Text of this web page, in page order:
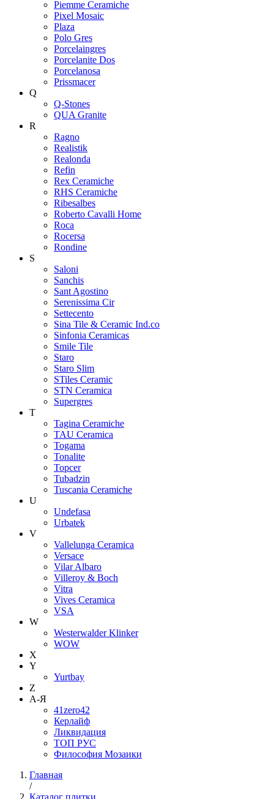
Piemme Ceramiche
Pixel Mosaic
Plaza
Polo Gres
Porcelaingres
Porcelanite Dos
Porcelanosa
Prissmacer
Q
Q-Stones
QUA Granite
R
Ragno
Realistik
Realonda
Refin
Rex Ceramiche
RHS Ceramiche
Ribesalbes
Roberto Cavalli Home
Roca
Rocersa
Rondine
S
Saloni
Sanchis
Sant Agostino
Serenissima Cir
Settecento
Sina Tile & Ceramic Ind.co
Sinfonia Ceramicas
Smile Tile
Staro
Staro Slim
STiles Ceramic
STN Ceramica
Supergres
T
Tagina Ceramiche
TAU Ceramica
Togama
Tonalite
Topcer
Tubadzin
Tuscania Ceramiche
U
Undefasa
Urbatek
V
Vallelunga Ceramica
Versace
Vilar Albaro
Villeroy & Boch
Vitra
Vives Ceramica
VSA
W
Westerwalder Klinker
WOW
X
Y
Yurtbay
Z
А-Я
41zero42
Керлайф
Ликвидация
ТОП РУС
Философия Мозаики
Главная
/
Каталог плитки